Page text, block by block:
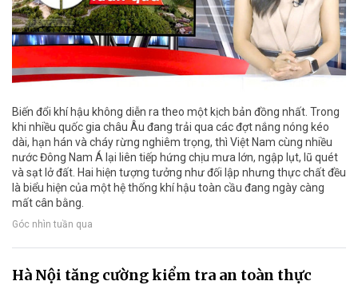
Biến đổi khí hậu không diễn ra theo một kịch bản đồng nhất. Trong
khi nhiều quốc gia châu Âu đang trải qua các đợt nắng nóng kéo
dài, hạn hán và cháy rừng nghiêm trọng, thì Việt Nam cùng nhiều
nước Đông Nam Á lại liên tiếp hứng chịu mưa lớn, ngập lụt, lũ quét
và sạt lở đất. Hai hiện tượng tưởng như đối lập nhưng thực chất đều
là biểu hiện của một hệ thống khí hậu toàn cầu đang ngày càng
mất cân bằng.
Góc nhìn tuần qua
Hà Nội tăng cường kiểm tra an toàn thực